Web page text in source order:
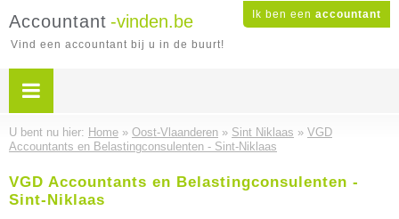
Ik ben een accountant
Accountant -vinden.be
Vind een accountant bij u in de buurt!
U bent nu hier: Home » Oost-Vlaanderen » Sint Niklaas » VGD
Accountants en Belastingconsulenten - Sint-Niklaas
VGD Accountants en Belastingconsulenten -
Sint-Niklaas